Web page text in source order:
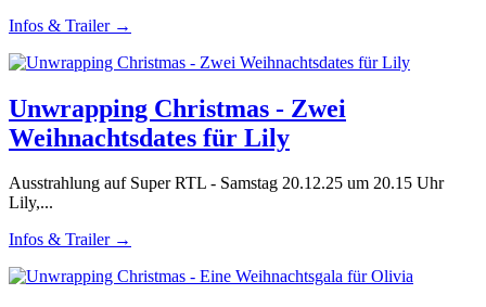
Infos & Trailer →
Unwrapping Christmas - Zwei
Weihnachtsdates für Lily
Ausstrahlung auf Super RTL - Samstag 20.12.25 um 20.15 Uhr
Lily,...
Infos & Trailer →